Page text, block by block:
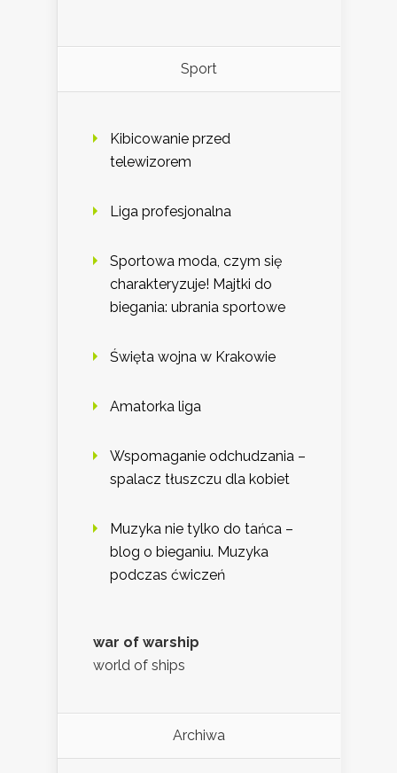
Sport
Kibicowanie przed
telewizorem
Liga profesjonalna
Sportowa moda, czym się
charakteryzuje! Majtki do
biegania: ubrania sportowe
Święta wojna w Krakowie
Amatorka liga
Wspomaganie odchudzania –
spalacz tłuszczu dla kobiet
Muzyka nie tylko do tańca –
blog o bieganiu. Muzyka
podczas ćwiczeń
war of warship
world of ships
Archiwa